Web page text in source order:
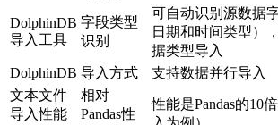
DolphinDB
导入工具
字段类型
识别
可自动识别源数据
日期和时间类型）
据类型导入
DolphinDB 导入方式
支持数据并行导入
文本文件
导入性能
相对
Pandas性
性能是Pandas的10